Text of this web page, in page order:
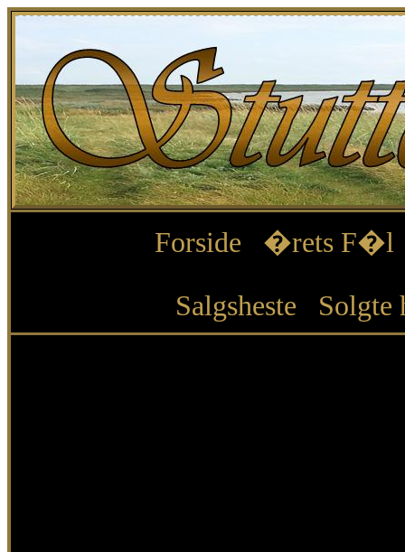
Forside
�rets F�l
Salgsheste
Solgte